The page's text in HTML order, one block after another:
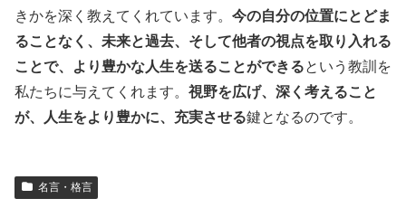
きかを深く教えてくれています。 今の自分の位置にとどま
ることなく、未来と過去、そして他者の視点を取り入れる
ことで、より豊かな人生を送ることができるという教訓を
私たちに与えてくれます。 視野を広げ、深く考えること
が、人生をより豊かに、充実させる鍵となるのです。
名言・格言